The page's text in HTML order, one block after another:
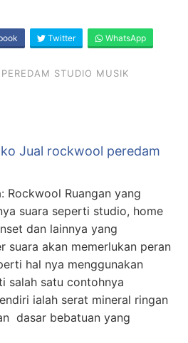
Twitter WhatsApp
STUDIO MUSIK
Jual rockwool peredam
Rockwool Ruangan yang
suara seperti studio, home
dan lainnya yang
suara akan memerlukan peran
hal nya menggunakan
salah satu contohnya
ialah serat mineral ringan
dasar bebatuan yang